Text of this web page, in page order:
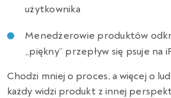
użytkownika
Menedżerowie produktów
„piękny” przepływ się psuje na
Chodzi mniej o proces, a więcej o
każdy widzi produkt z innej